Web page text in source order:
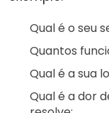
Qual é o seu
Quantos
Qual é a sua
Qual é a dor